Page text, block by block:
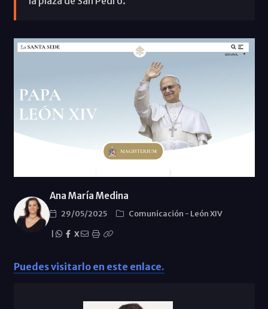
Ana María Medina
29/05/2025 Comunicación - León XIV
X
Puedes visitarlo en este enlace.